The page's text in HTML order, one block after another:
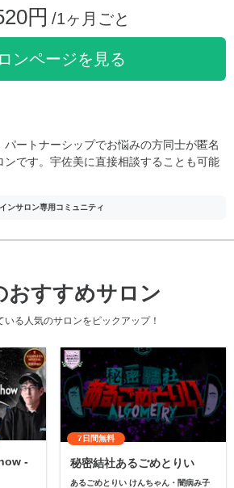
円 /1ヶ月ごと
ンページを見る
ートナーシップでお悩みの方同士が匿名
ンです。宇佐美に直接相談することも可能
ンサロン専用コミュニティ
おすすめサロン
いる人気のサロンをピックアップ！
-
7日間無料
秘密結社あるごめとりい
あるごめとりい けんちゃん・闇病み子